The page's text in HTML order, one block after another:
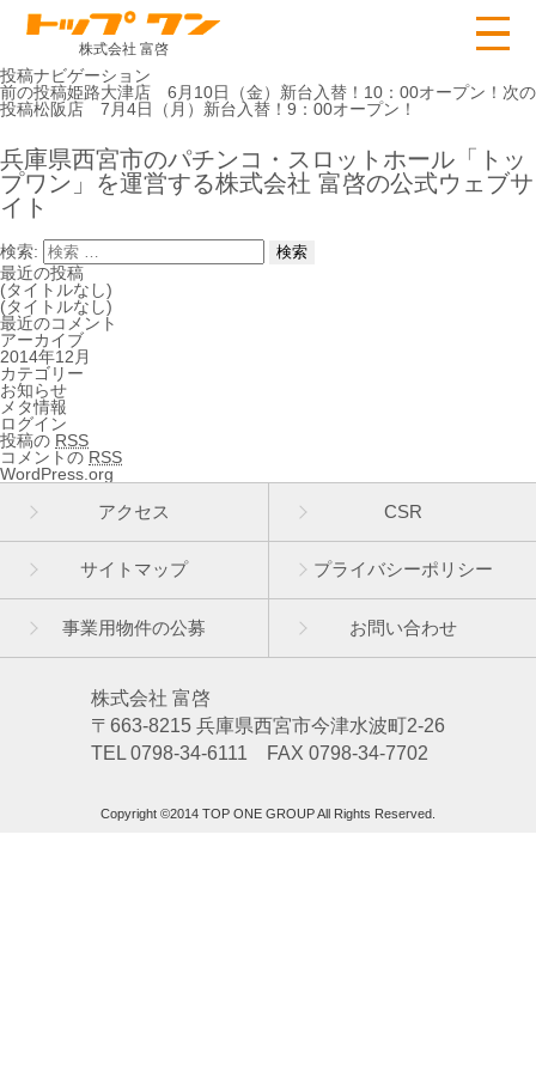
株式会社 富啓
投稿ナビゲーション
前の投稿姫路大津店 6月10日（金）新台入替！10：00オープン！ 次の
投稿松阪店 7月4日（月）新台入替！9：00オープン！
兵庫県西宮市のパチンコ・スロットホール「トッ
プワン」を運営する株式会社 富啓の公式ウェブサ
イト
検索:
最近の投稿
(タイトルなし)
(タイトルなし)
最近のコメント
アーカイブ
2014年12月
カテゴリー
お知らせ
メタ情報
ログイン
投稿の RSS
コメントの RSS
WordPress.org
アクセス
CSR
サイトマップ プライバシーポリシー
株式会社 富啓
〒663-8215 兵庫県西宮市今津水波町2-26
TEL 0798-34-6111 FAX 0798-34-7702
事業用物件の公募 お問い合わせ
Copyright ©2014 TOP ONE GROUP All Rights Reserved.